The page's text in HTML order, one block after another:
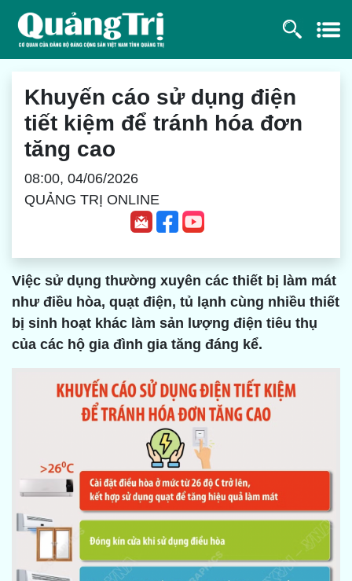
Khuyến cáo sử dụng điện
tiết kiệm để tránh hóa đơn
tăng cao
08:00, 04/06/2026
QUẢNG TRỊ ONLINE
Việc sử dụng thường xuyên các thiết bị làm mát
như điều hòa, quạt điện, tủ lạnh cùng nhiều thiết
bị sinh hoạt khác làm sản lượng điện tiêu thụ
của các hộ gia đình gia tăng đáng kể.